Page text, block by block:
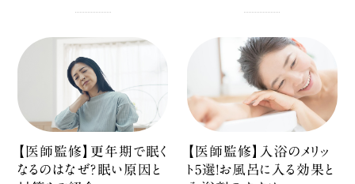
【医師監修】更年期で眠く
なるのはなぜ？眠い原因と
【医師監修】入浴のメリッ
ト5選！お風呂に入る効果と